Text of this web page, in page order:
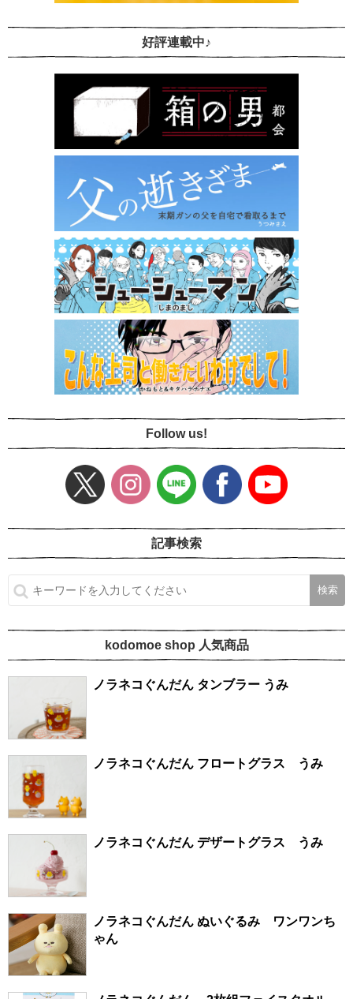
好評連載中♪
Follow us!
記事検索
kodomoe shop 人気商品
ノラネコぐんだん タンブラー うみ
ノラネコぐんだん フロートグラス うみ
ノラネコぐんだん デザートグラス うみ
ノラネコぐんだん ぬいぐるみ ワンワンち
ゃん